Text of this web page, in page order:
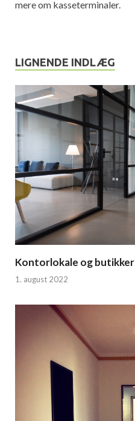
mere om kasseterminaler.
LIGNENDE INDLÆG
Kontorlokale og butikker
1. august 2022